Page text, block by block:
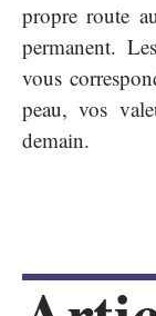
propre route
permanent.
vous
peau, vos
demain.